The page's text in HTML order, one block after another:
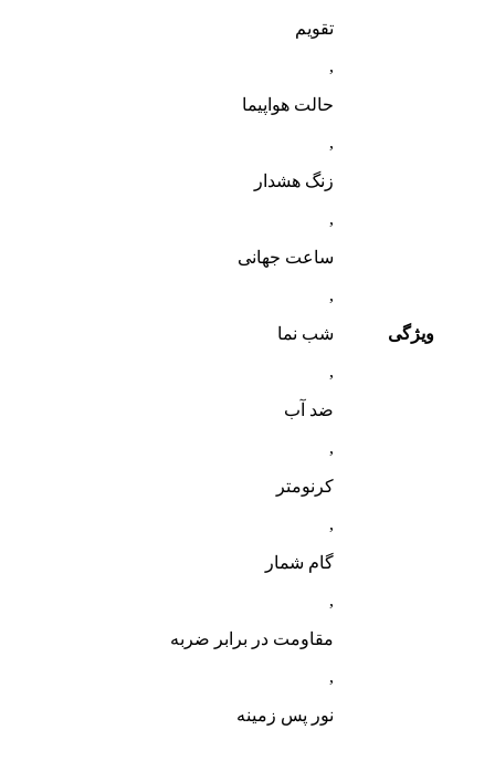
ویژگی
تقویم
,
حالت هواپیما
,
زنگ هشدار
,
ساعت جهانی
,
شب‌ نما
,
ضد آب
,
کرنومتر
,
گام شمار
,
مقاومت در برابر ضربه
,
نور پس زمینه